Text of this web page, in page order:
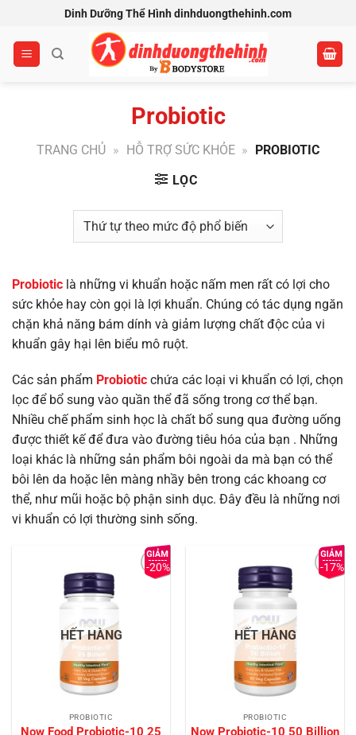
nội
dung
Dinh Dưỡng Thể Hình dinhduongthehinh.com
Probiotic
TRANG CHỦ » HỖ TRỢ SỨC KHỎE »
PROBIOTIC
LỌC
Probiotic là những vi khuẩn hoặc nấm men rất có lợi cho
sức khỏe hay còn gọi là lợi khuẩn. Chúng có tác dụng ngăn
chặn khả năng bám dính và giảm lượng chất độc của vi
khuẩn gây hại lên biểu mô ruột.
Các sản phẩm Probiotic chứa các loại vi khuẩn có lợi, chọn
lọc để bổ sung vào quần thể đã sống trong cơ thể bạn.
Nhiều chế phẩm sinh học là chất bổ sung qua đường uống
được thiết kế để đưa vào đường tiêu hóa của bạn . Những
loại khác là những sản phẩm bôi ngoài da mà bạn có thể
bôi lên da hoặc lên màng nhầy bên trong các khoang cơ
thể, như mũi hoặc bộ phận sinh dục. Đây đều là những nơi
vi khuẩn có lợi thường sinh sống.
-20%
HẾT HÀNG
PROBIOTIC
Now Food Probiotic-10 25
-17%
HẾT HÀNG
PROBIOTIC
Now Probiotic-10 50 Billion